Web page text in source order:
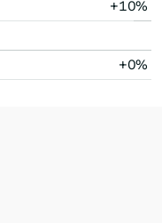
+10%
+0%